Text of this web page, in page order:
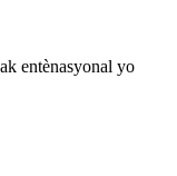
entènasyonal yo